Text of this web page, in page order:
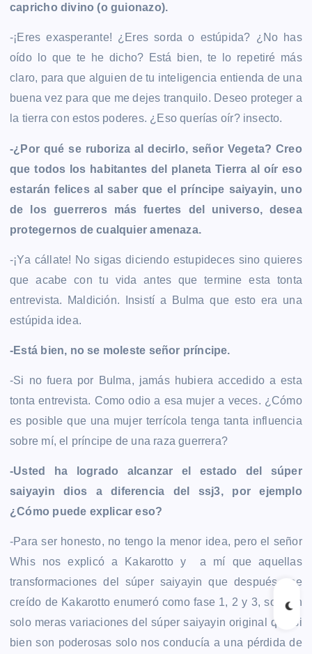
capricho divino (o guionazo).
-¡Eres exasperante! ¿Eres sorda o estúpida? ¿No has
oído lo que te he dicho? Está bien, te lo repetiré más
claro, para que alguien de tu inteligencia entienda de una
buena vez para que me dejes tranquilo. Deseo proteger a
la tierra con estos poderes. ¿Eso querías oír? insecto.
-¿Por qué se ruboriza al decirlo, señor Vegeta? Creo
que todos los habitantes del planeta Tierra al oír eso
estarán felices al saber que el príncipe saiyayin, uno
de los guerreros más fuertes del universo, desea
protegernos de cualquier amenaza.
-¡Ya cállate! No sigas diciendo estupideces sino quieres
que acabe con tu vida antes que termine esta tonta
entrevista. Maldición. Insistí a Bulma que esto era una
estúpida idea.
-Está bien, no se moleste señor príncipe.
-Si no fuera por Bulma, jamás hubiera accedido a esta
tonta entrevista. Como odio a esa mujer a veces. ¿Cómo
es posible que una mujer terrícola tenga tanta influencia
sobre mí, el príncipe de una raza guerrera?
-Usted ha logrado alcanzar el estado del súper
saiyayin dios a diferencia del ssj3, por ejemplo
¿Cómo puede explicar eso?
-Para ser honesto, no tengo la menor idea, pero el señor
Whis nos explicó a Kakarotto y a mí que aquellas
transformaciones del súper saiyayin que después ese
creído de Kakarotto enumeró como fase 1, 2 y 3, son tan
solo meras variaciones del súper saiyayin original que si
bien son poderosas solo nos conducía a una pérdida de